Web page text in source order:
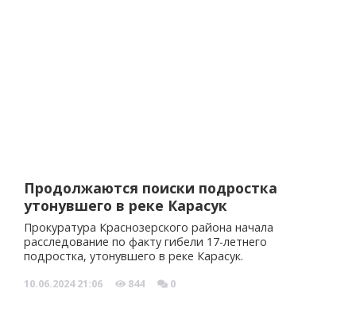
Продолжаются поиски подростка
утонувшего в реке Карасук
Прокуратура Краснозерского района начала
расследование по факту гибели 17-летнего
подростка, утонувшего в реке Карасук.
10.06.2024 21:06 844 0